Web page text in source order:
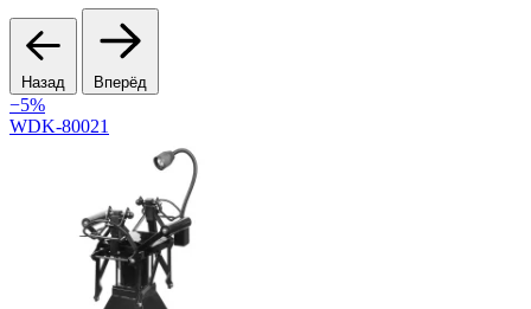
Назад Вперёд
−5%
WDK-80021